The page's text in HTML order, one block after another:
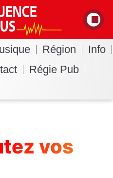
Région
Info
Régie Pub
vos